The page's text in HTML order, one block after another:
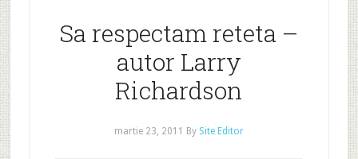
Sa respectam reteta –
autor Larry
Richardson
martie 23, 2011 By Site Editor